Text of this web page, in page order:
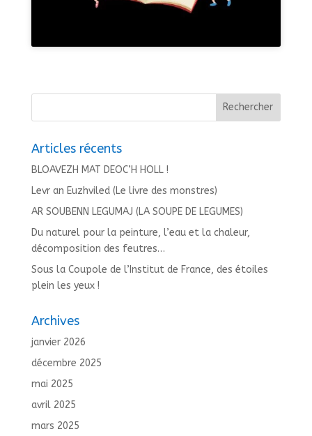
Articles récents
BLOAVEZH MAT DEOC’H HOLL !
Levr an Euzhviled (Le livre des monstres)
AR SOUBENN LEGUMAJ (LA SOUPE DE LEGUMES)
Du naturel pour la peinture, l’eau et la chaleur,
décomposition des feutres…
Sous la Coupole de l’Institut de France, des étoiles
plein les yeux !
Archives
janvier 2026
décembre 2025
mai 2025
avril 2025
mars 2025